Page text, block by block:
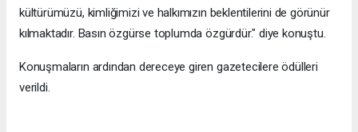
kültürümüzü, kimliğimizi ve halkımızın beklentilerini de görünür
kılmaktadır. Basın özgürse toplumda özgürdür." diye konuştu.
Konuşmaların ardından dereceye giren gazetecilere ödülleri
verildi.